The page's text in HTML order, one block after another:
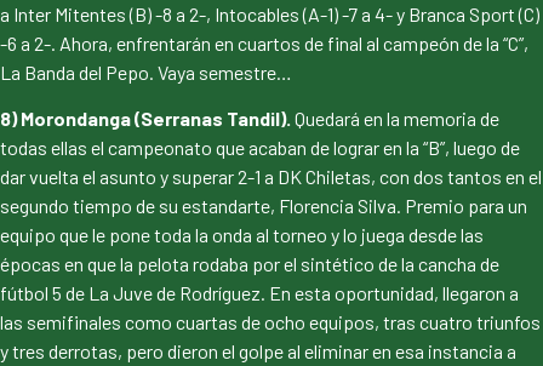
a Inter Mitentes (B) -8 a 2-, Intocables (A-1) -7 a 4- y Branca Sport (C)
-6 a 2-. Ahora, enfrentarán en cuartos de final al campeón de la “C”,
La Banda del Pepo. Vaya semestre…
8) Morondanga (Serranas Tandil). Quedará en la memoria de
todas ellas el campeonato que acaban de lograr en la “B”, luego de
dar vuelta el asunto y superar 2-1 a DK Chiletas, con dos tantos en el
segundo tiempo de su estandarte, Florencia Silva. Premio para un
equipo que le pone toda la onda al torneo y lo juega desde las
épocas en que la pelota rodaba por el sintético de la cancha de
fútbol 5 de La Juve de Rodríguez. En esta oportunidad, llegaron a
las semifinales como cuartas de ocho equipos, tras cuatro triunfos
y tres derrotas, pero dieron el golpe al eliminar en esa instancia a